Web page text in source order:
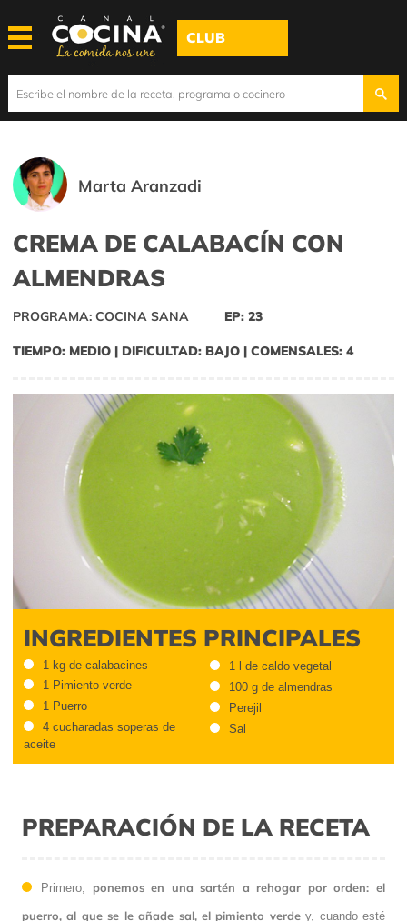
CLUB
Marta Aranzadi
CREMA DE CALABACÍN CON
ALMENDRAS
PROGRAMA: COCINA SANA EP: 23
TIEMPO: MEDIO | DIFICULTAD: BAJO | COMENSALES: 4
INGREDIENTES PRINCIPALES
1 kg de calabacines
1 Pimiento verde
1 Puerro
4 cucharadas soperas de
aceite
1 l de caldo vegetal
100 g de almendras
Perejil
Sal
PREPARACIÓN DE LA RECETA
Primero,
ponemos en una sartén a rehogar por orden: el
puerro, al que se le añade sal, el pimiento verdey, cuando esté